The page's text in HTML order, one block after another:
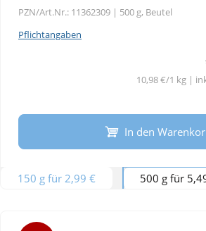
PZN/Art.Nr.: 11362309 | 500 g, Beutel
Pflichtangaben
10,98 €/1 kg |
In den
150 g für 2,99 € 500 g für